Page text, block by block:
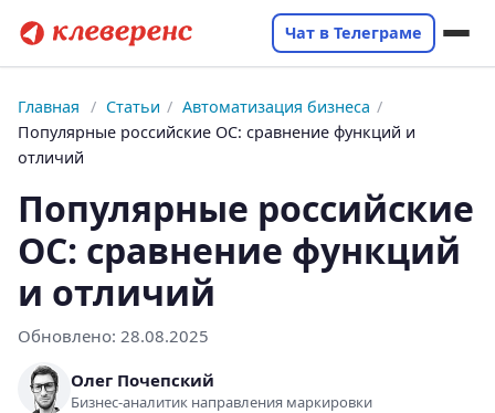
Чат в Телеграме
Главная / Статьи / Автоматизация бизнеса /
Популярные российские ОС: сравнение функций и
отличий
Популярные российские
ОС: сравнение функций
и отличий
Обновлено: 28.08.2025
Олег Почепский
Бизнес-аналитик направления маркировки